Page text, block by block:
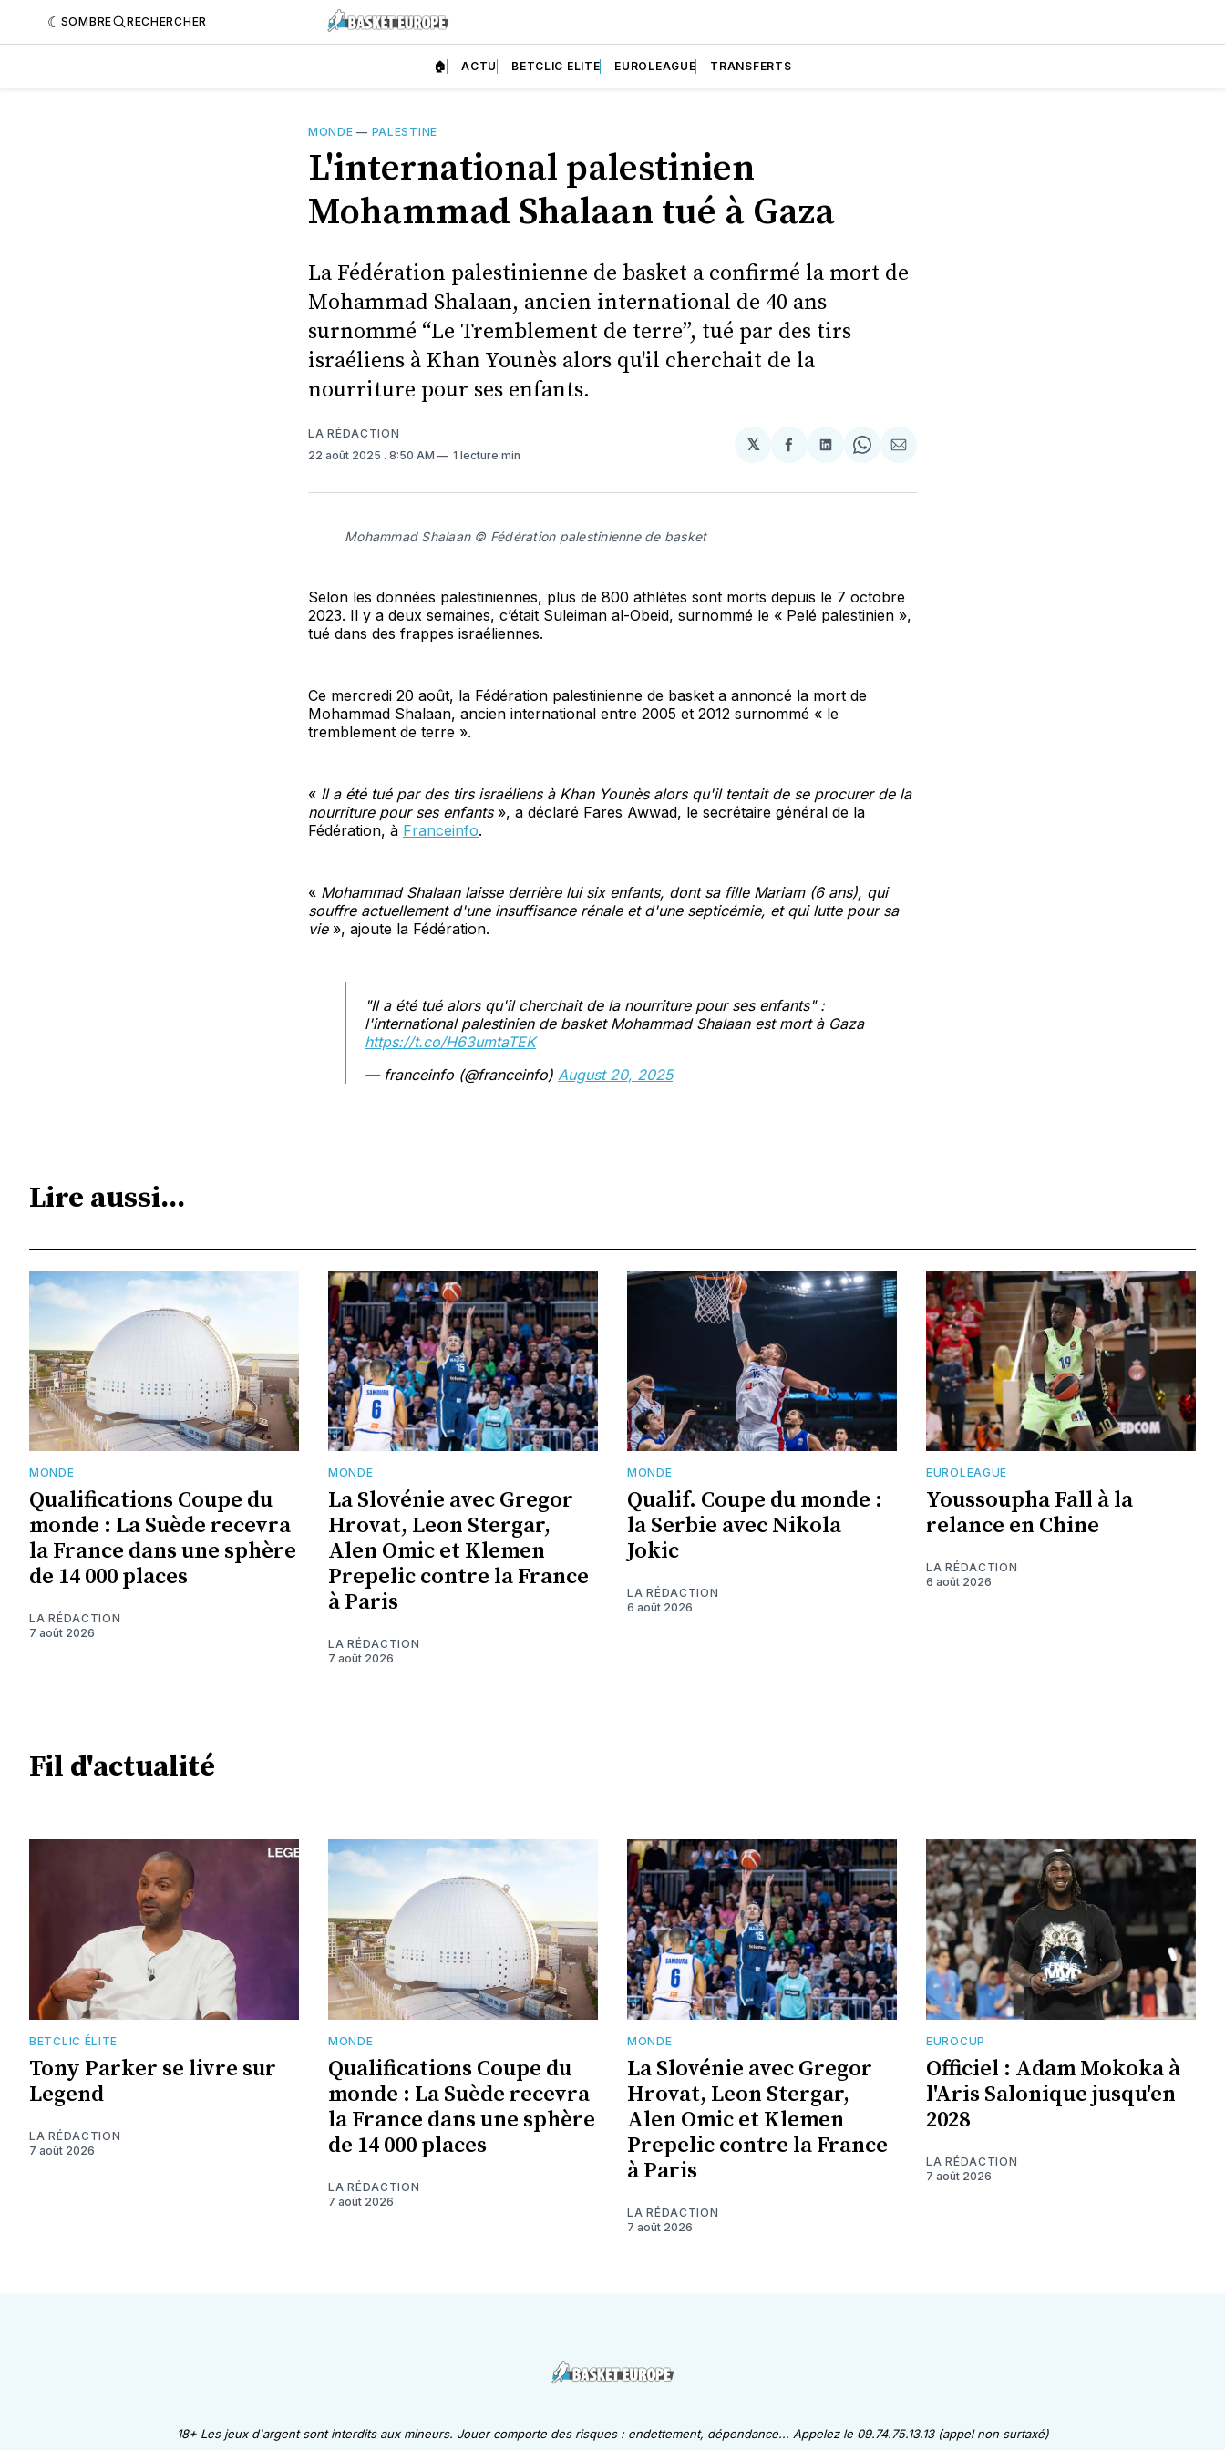
SOMBRE RECHERCHER
🏠 ACTU BETCLIC ELITE EUROLEAGUE TRANSFERTS
MONDE — PALESTINE
L'international palestinien
Mohammad Shalaan tué à Gaza
La Fédération palestinienne de basket a confirmé la mort de
Mohammad Shalaan, ancien international de 40 ans
surnommé “Le Tremblement de terre”, tué par des tirs
israéliens à Khan Younès alors qu'il cherchait de la
nourriture pour ses enfants.
LA RÉDACTION
22 août 2025 . 8:50 AM 1 lecture min
𝕏
Partager
Facebook
Partager
LinkedIn
Share
WhatsApp
Partager
Courriel
Mohammad Shalaan © Fédération palestinienne de basket
Selon les données palestiniennes, plus de 800 athlètes sont morts depuis le 7 octobre
2023. Il y a deux semaines, c’était Suleiman al-Obeid, surnommé le « Pelé palestinien »,
tué dans des frappes israéliennes.
Ce mercredi 20 août, la Fédération palestinienne de basket a annoncé la mort de
Mohammad Shalaan, ancien international entre 2005 et 2012 surnommé « le
tremblement de terre ».
« Il a été tué par des tirs israéliens à Khan Younès alors qu'il tentait de se procurer de la
nourriture pour ses enfants», a déclaré Fares Awwad, le secrétaire général de la
Fédération, à Franceinfo.
« Mohammad Shalaan laisse derrière lui six enfants, dont sa fille Mariam (6 ans), qui
souffre actuellement d'une insuffisance rénale et d'une septicémie, et qui lutte pour sa
vie», ajoute la Fédération.
"Il a été tué alors qu'il cherchait de la nourriture pour ses enfants" :
l'international palestinien de basket Mohammad Shalaan est mort à Gaza
https://t.co/H63umtaTEK
— franceinfo (@franceinfo) August 20, 2025
Lire aussi...
MONDE
Qualifications Coupe du
monde : La Suède recevra
la France dans une sphère
de 14 000 places
LA RÉDACTION
7 août 2026
MONDE
La Slovénie avec Gregor
Hrovat, Leon Stergar,
Alen Omic et Klemen
Prepelic contre la France
à Paris
LA RÉDACTION
7 août 2026
MONDE
Qualif. Coupe du monde :
la Serbie avec Nikola
Jokic
LA RÉDACTION
6 août 2026
EUROLEAGUE
Youssoupha Fall à la
relance en Chine
LA RÉDACTION
6 août 2026
Fil d'actualité
BETCLIC ÉLITE
Tony Parker se livre sur
Legend
LA RÉDACTION
7 août 2026
MONDE
Qualifications Coupe du
monde : La Suède recevra
la France dans une sphère
de 14 000 places
LA RÉDACTION
7 août 2026
MONDE
La Slovénie avec Gregor
Hrovat, Leon Stergar,
Alen Omic et Klemen
Prepelic contre la France
à Paris
LA RÉDACTION
7 août 2026
EUROCUP
Officiel : Adam Mokoka à
l'Aris Salonique jusqu'en
2028
LA RÉDACTION
7 août 2026
18+ Les jeux d'argent sont interdits aux mineurs. Jouer comporte des risques : endettement, dépendance... Appelez le 09.74.75.13.13 (appel non surtaxé)